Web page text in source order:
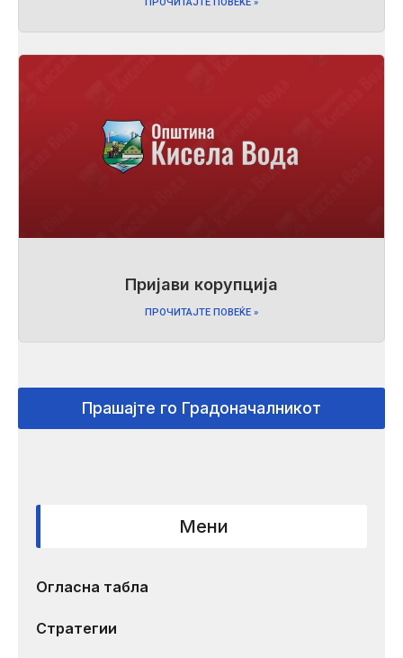
Пријави корупција
ПРОЧИТАЈТЕ ПОВЕЌЕ »
Прашајте го Градоначалникот
Мени
Огласна табла
Стратегии